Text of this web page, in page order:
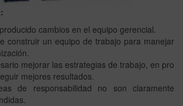
cambios en el equipo gerencial.
construir un equipo de trabajo para manejar
mejorar las estrategias de trabajo, en pro
mejores resultados.
de responsabilidad no son claramente